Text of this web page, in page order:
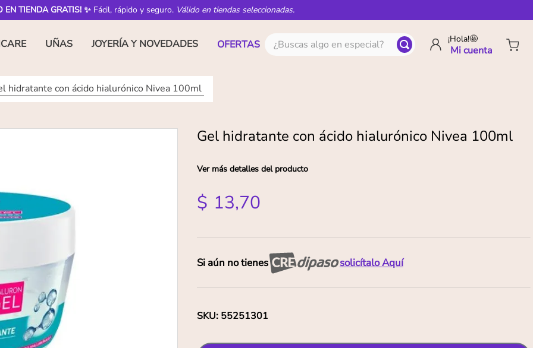
EN TIENDA GRATIS! ✨ Fácil, rápido y seguro. Válido en tiendas seleccionadas.
UÑAS JOYERÍA Y NOVEDADES OFERTAS ¿Buscas algo en especial? ¡Hola!🤩
hidratante con ácido hialurónico Nivea 100ml
Gel hidratante con ácido hialurónico Nivea 100ml
Ver más detalles del producto
$ 13,70
Si aún no tienes solicítalo Aquí
SKU: 55251301